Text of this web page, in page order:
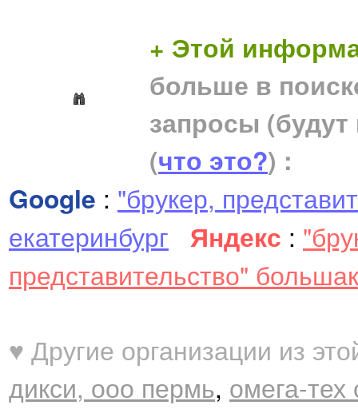
+ Этой
больше в
запросы
(что это?) :
Google : "брукер,
екатеринбург
Яндекс :
представительство"
♥ Другие организации из
дикси, ооо пермь, омега-тех